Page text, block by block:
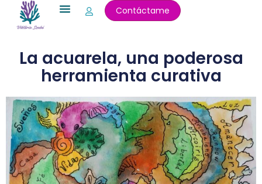
contenido
Contáctame
La acuarela, una poderosa
herramienta curativa